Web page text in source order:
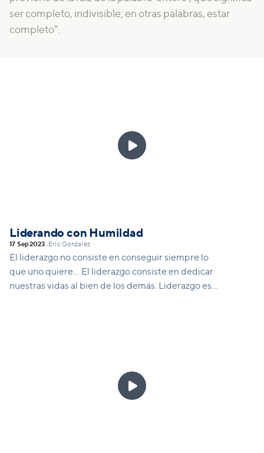
ser completo, indivisible; en otras palabras, estar
completo".

Liderando con Humildad
17 Sep2023• Eric Gonzalez
El liderazgo no consiste en conseguir siempre lo
que uno quiere... El liderazgo consiste en dedicar
nuestras vidas al bien de los demás. Liderazgo es
